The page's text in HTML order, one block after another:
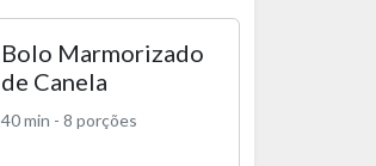
Bolo Marmorizado
de Canela
40 min - 8 porções